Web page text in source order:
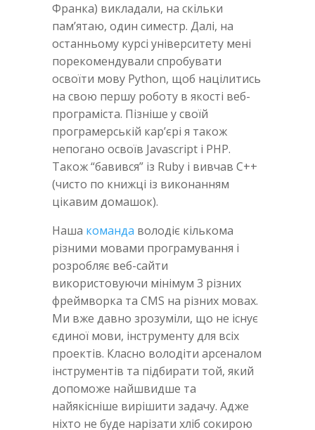
Франка) викладали, на скільки
пам’ятаю, один симестр. Далі, на
останньому курсі університету мені
порекомендували спробувати
освоїти мову Python, щоб націлитись
на свою першу роботу в якості веб-
програміста. Пізніше у своїй
програмерській кар’єрі я також
непогано освоїв Javascript i PHP.
Також “бавився” із Ruby і вивчав C++
(чисто по книжці із виконанням
цікавим домашок).
Наша команда володіє кількома
різними мовами програмування і
розробляє веб-сайти
використовуючи мінімум 3 різних
фреймворка та CMS на різних мовах.
Ми вже давно зрозуміли, що не існує
єдиної мови, інструменту для всіх
проектів. Класно володіти арсеналом
інструментів та підбирати той, який
допоможе найшвидше та
найякісніше вирішити задачу. Адже
ніхто не буде нарізати хліб сокирою